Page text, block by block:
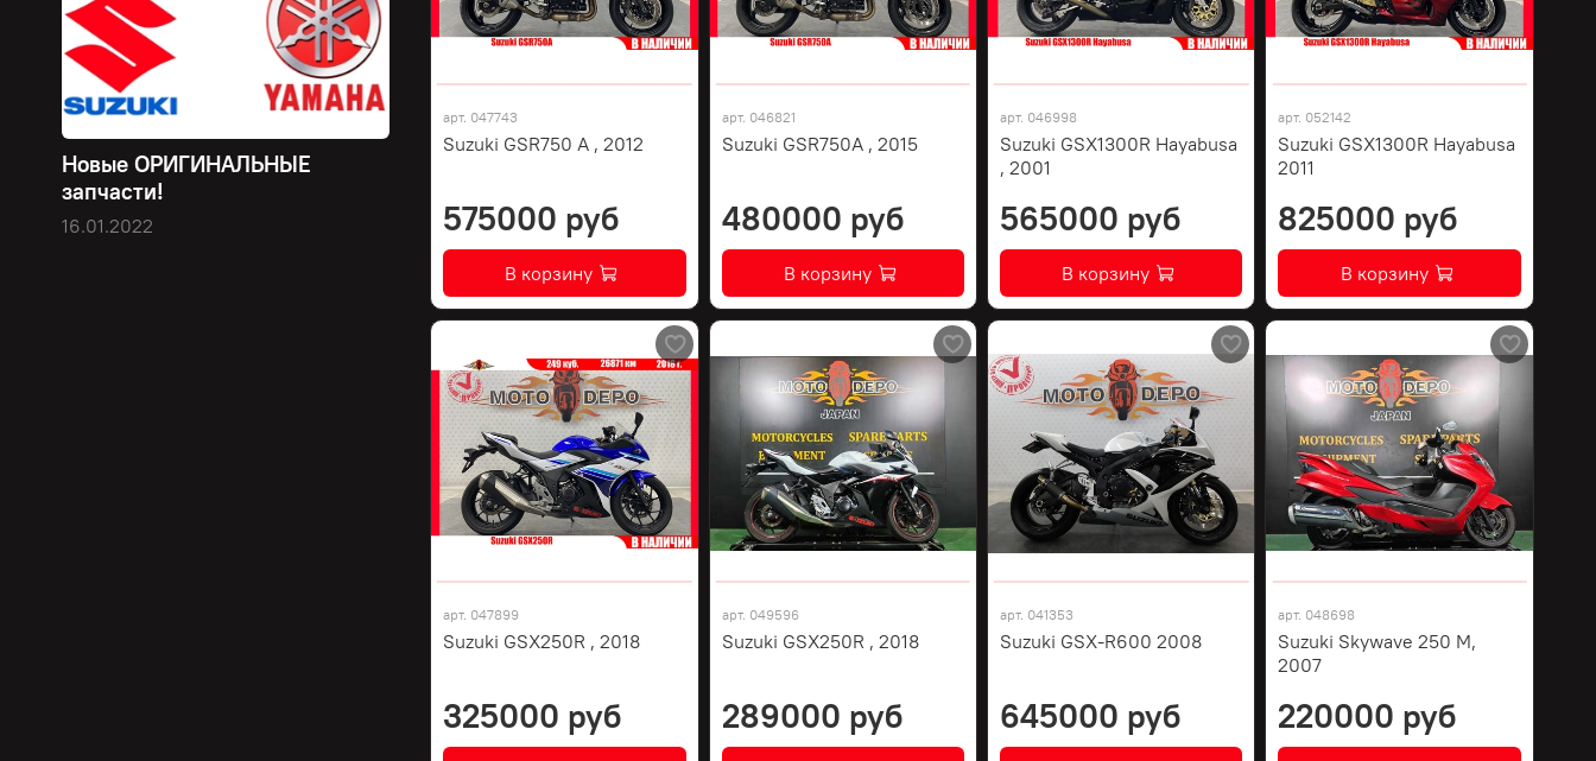
арт. 047743
Suzuki GSR750 A , 2012
575000 руб
В корзину
арт. 046821
Suzuki GSR750A , 2015
480000 руб
В корзину
арт. 046998
Suzuki GSX1300R Hayabusa
, 2001
565000 руб
В корзину
арт. 052142
Suzuki GSX1300R Hayabusa
2011
825000 руб
В корзину
арт. 047899
Suzuki GSX250R , 2018
325000 руб
арт. 049596
Suzuki GSX250R , 2018
289000 руб
арт. 041353
Suzuki GSX-R600 2008
645000 руб
арт. 048698
Suzuki Skywave 250 M,
2007
220000 руб
Новые ОРИГИНАЛЬНЫЕ
запчасти!
16.01.2022